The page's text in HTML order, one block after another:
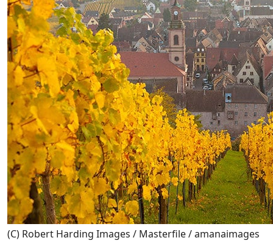
(C) Robert Harding Images / Masterfile / amanaimages